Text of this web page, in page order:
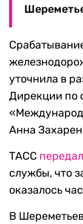
уточнила в
Дирекции по
Анна
ТАСС передал
службы, что
оказалось
В